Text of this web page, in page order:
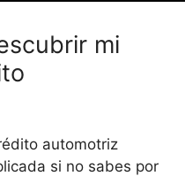
mi
automotriz
si no sabes por